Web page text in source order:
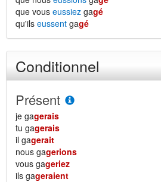
que vous eussiez gagé
qu'ils eussent gagé
Conditionnel
Présent
je gagerais
tu gagerais
il gagerait
nous gagerions
vous gageriez
ils gageraient